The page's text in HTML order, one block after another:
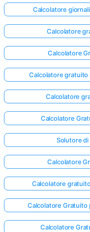
Calcolatore
Calcolatore
Calcolatore
Calcolatore
Calcolatore
Calcolatore
Solutore
Calcolatore
Calcolatore
Calcolatore Gratuito
Calcolatore